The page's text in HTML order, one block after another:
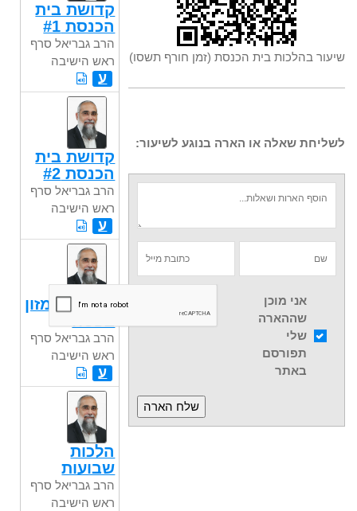
שיעור בהלכות בית הכנסת (זמן חורף תשסו)
לשליחת שאלה או הארה בנוגע לשיעור:
אני מוכן
שההארה
שלי
תפורסם
באתר
קדושת בית
הכנסת #1
הרב גבריאל סרף
ראש הישיבה
ע
קדושת בית
הכנסת #2
הרב גבריאל סרף
ראש הישיבה
ע
כשרות המזון
הרב גבריאל סרף
ראש הישיבה
ע
הלכות
שבועות
הרב גבריאל סרף
ראש הישיבה